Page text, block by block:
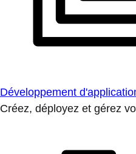
Développement
Créez, déployez et gérez